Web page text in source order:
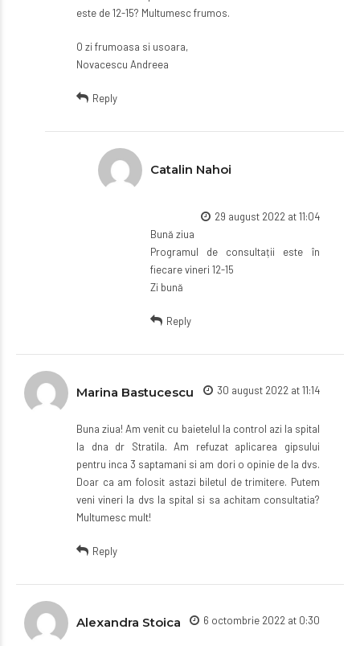
este de 12-15? Multumesc frumos.
O zi frumoasa si usoara,
Novacescu Andreea
Reply
Catalin Nahoi
29 august 2022 at 11:04
Bună ziua
Programul de consultații este în
fiecare vineri 12-15
Zi bună
Reply
Marina Bastucescu 30 august 2022 at 11:14
Buna ziua! Am venit cu baietelul la control azi la spital
la dna dr Stratila. Am refuzat aplicarea gipsului
pentru inca 3 saptamani si am dori o opinie de la dvs.
Doar ca am folosit astazi biletul de trimitere. Putem
veni vineri la dvs la spital si sa achitam consultatia?
Multumesc mult!
Reply
Alexandra Stoica 6 octombrie 2022 at 0:30